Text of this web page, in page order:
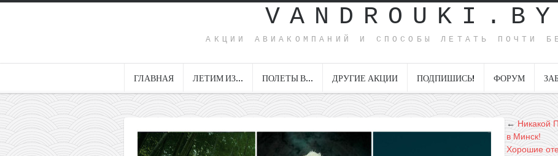
VANDROUKI.BY
АКЦИИ АВИАКОМПАНИЙ И СПОСОБЫ ЛЕТАТЬ ПОЧТИ
ГЛАВНАЯ ЛЕТИМ ИЗ… ПОЛЕТЫ В… ДРУГИЕ АКЦИИ ПОДПИШИСЬ! ФОРУМ
←Никакой
в Минск!
Хорошие